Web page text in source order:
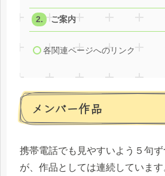
ご案内
各関連ページへのリンク
メンバー作品
携帯電話でも見やすいよう５句
が、作品としては連続しています